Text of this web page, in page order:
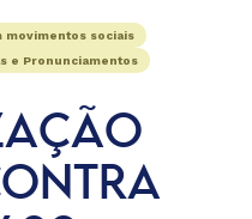
movimentos sociais
e Pronunciamentos